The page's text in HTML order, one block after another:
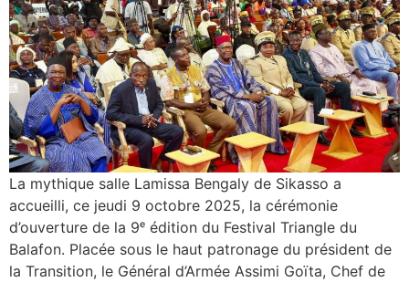
La mythique salle Lamissa Bengaly de Sikasso a
accueilli, ce jeudi 9 octobre 2025, la cérémonie
d’ouverture de la 9ᵉ édition du Festival Triangle du
Balafon. Placée sous le haut patronage du président de
la Transition, le Général d’Armée Assimi Goïta, Chef de